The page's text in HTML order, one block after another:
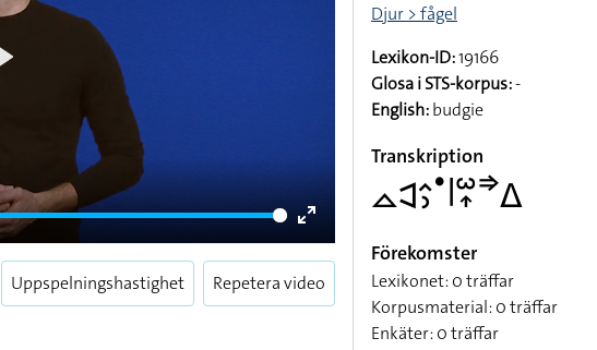
Enter
fullscreen
Uppspelningshastighet Repetera video
Djur > fågel
Lexikon-ID:19166
Glosa i STS-korpus:-
English:budgie
Transkription
􌤼􌥉􌤵􌤶􌤟􌥼􌥱􌥾􌦆􌤩
Förekomster
Lexikonet: 0 träffar
Korpusmaterial: 0 träffar
Enkäter: 0 träffar